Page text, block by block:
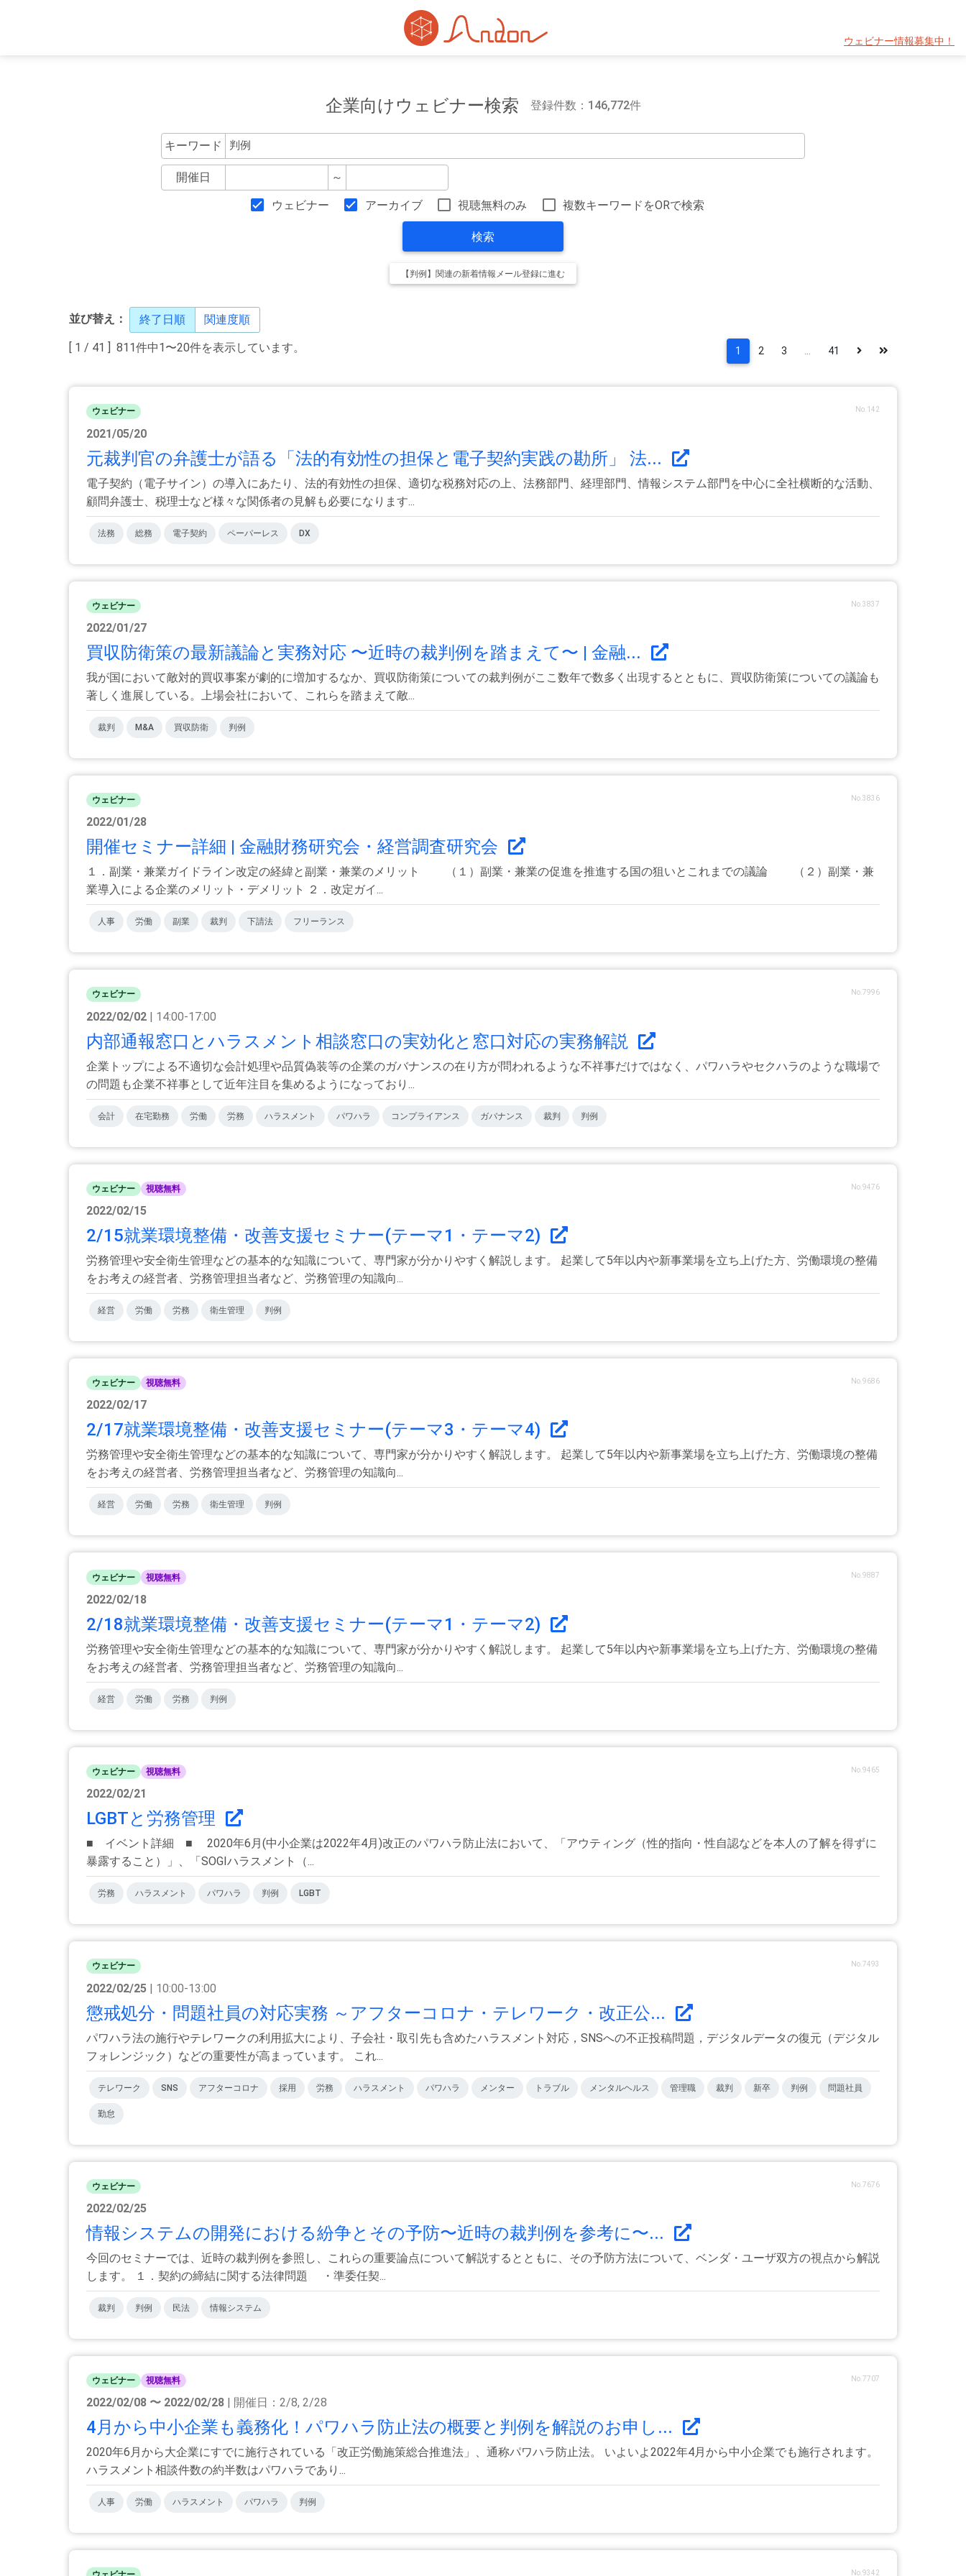
ウェビナー情報募集中！
企業向けウェビナー検索 登録件数：146,772件
キーワード
開催日 ～
ウェビナー アーカイブ 視聴無料のみ 複数キーワードをORで検索
検索
【判例】関連の新着情報メール登録に進む
並び替え： 終了日順 関連度順
[ 1 / 41 ] 811件中1〜20件を表示しています。 1 2 3 ... 41
ウェビナー No.142
2021/05/20
元裁判官の弁護士が語る「法的有効性の担保と電子契約実践の勘所」 法...
電子契約（電子サイン）の導入にあたり、法的有効性の担保、適切な税務対応の上、法務部門、経理部門、情報システム部門を中心に全社横断的な活動、
顧問弁護士、税理士など様々な関係者の見解も必要になります...
法務 総務 電子契約 ペーパーレス DX
ウェビナー No.3837
2022/01/27
買収防衛策の最新議論と実務対応 〜近時の裁判例を踏まえて〜 | 金融...
我が国において敵対的買収事案が劇的に増加するなか、買収防衛策についての裁判例がここ数年で数多く出現するとともに、買収防衛策についての議論も
著しく進展している。上場会社において、これらを踏まえて敵...
裁判 M&A 買収防衛 判例
ウェビナー No.3836
2022/01/28
開催セミナー詳細 | 金融財務研究会・経営調査研究会
１．副業・兼業ガイドライン改定の経緯と副業・兼業のメリット （１）副業・兼業の促進を推進する国の狙いとこれまでの議論 （２）副業・兼
業導入による企業のメリット・デメリット ２．改定ガイ...
人事 労働 副業 裁判 下請法 フリーランス
ウェビナー No.7996
2022/02/02 | 14:00-17:00
内部通報窓口とハラスメント相談窓口の実効化と窓口対応の実務解説
企業トップによる不適切な会計処理や品質偽装等の企業のガバナンスの在り方が問われるような不祥事だけではなく、パワハラやセクハラのような職場で
の問題も企業不祥事として近年注目を集めるようになっており...
会計 在宅勤務 労働 労務 ハラスメント パワハラ コンプライアンス ガバナンス 裁判 判例
ウェビナー 視聴無料 No.9476
2022/02/15
2/15就業環境整備・改善支援セミナー(テーマ1・テーマ2)
労務管理や安全衛生管理などの基本的な知識について、専門家が分かりやすく解説します。 起業して5年以内や新事業場を立ち上げた方、労働環境の整備
をお考えの経営者、労務管理担当者など、労務管理の知識向...
経営 労働 労務 衛生管理 判例
ウェビナー 視聴無料 No.9686
2022/02/17
2/17就業環境整備・改善支援セミナー(テーマ3・テーマ4)
労務管理や安全衛生管理などの基本的な知識について、専門家が分かりやすく解説します。 起業して5年以内や新事業場を立ち上げた方、労働環境の整備
をお考えの経営者、労務管理担当者など、労務管理の知識向...
経営 労働 労務 衛生管理 判例
ウェビナー 視聴無料 No.9887
2022/02/18
2/18就業環境整備・改善支援セミナー(テーマ1・テーマ2)
労務管理や安全衛生管理などの基本的な知識について、専門家が分かりやすく解説します。 起業して5年以内や新事業場を立ち上げた方、労働環境の整備
をお考えの経営者、労務管理担当者など、労務管理の知識向...
経営 労働 労務 判例
ウェビナー 視聴無料 No.9465
2022/02/21
LGBTと労務管理
■ イベント詳細 ■ 2020年6月(中小企業は2022年4月)改正のパワハラ防止法において、「アウティング（性的指向・性自認などを本人の了解を得ずに
暴露すること）」、「SOGIハラスメント（...
労務 ハラスメント パワハラ 判例 LGBT
ウェビナー No.7493
2022/02/25 | 10:00-13:00
懲戒処分・問題社員の対応実務 ～アフターコロナ・テレワーク・改正公...
パワハラ法の施行やテレワークの利用拡大により、子会社・取引先も含めたハラスメント対応，SNSへの不正投稿問題，デジタルデータの復元（デジタル
フォレンジック）などの重要性が高まっています。 これ...
テレワーク SNS アフターコロナ 採用 労務 ハラスメント パワハラ メンター トラブル メンタルヘルス 管理職 裁判 新卒 判例 問題社員
勤怠
ウェビナー No.7676
2022/02/25
情報システムの開発における紛争とその予防〜近時の裁判例を参考に〜...
今回のセミナーでは、近時の裁判例を参照し、これらの重要論点について解説するとともに、その予防方法について、ベンダ・ユーザ双方の視点から解説
します。 １．契約の締結に関する法律問題 ・準委任契...
裁判 判例 民法 情報システム
ウェビナー 視聴無料 No.7707
2022/02/08 〜 2022/02/28 | 開催日：2/8, 2/28
4月から中小企業も義務化！パワハラ防止法の概要と判例を解説のお申し...
2020年6月から大企業にすでに施行されている「改正労働施策総合推進法」、通称パワハラ防止法。 いよいよ2022年4月から中小企業でも施行されます。
ハラスメント相談件数の約半数はパワハラであり...
人事 労働 ハラスメント パワハラ 判例
No.9342